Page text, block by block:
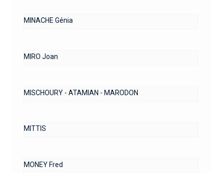
MINACHE Génia
MIRO Joan
MISCHOURY - ATAMIAN - MARODON
MITTIS
MONEY Fred